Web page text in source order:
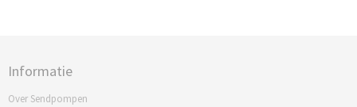
Informatie
Over Sendpompen